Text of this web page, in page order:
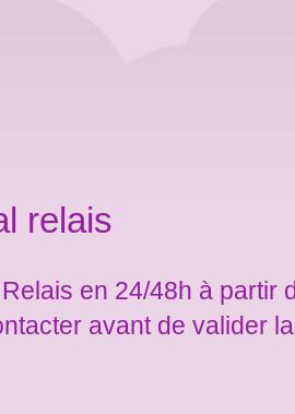
relais
en 24/48h à partir
avant de valider